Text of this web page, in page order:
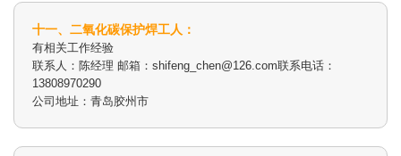
十一、二氧化碳保护焊工人：
有相关工作经验
联系人：陈经理 邮箱：shifeng_chen@126.com联系电话：
13808970290
公司地址：青岛胶州市